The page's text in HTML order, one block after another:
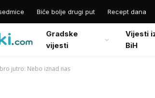
Biće bolje drugi put Recept dana
Gradske
vijesti
Vijesti
BiH
jutro: Nebo iznad nas